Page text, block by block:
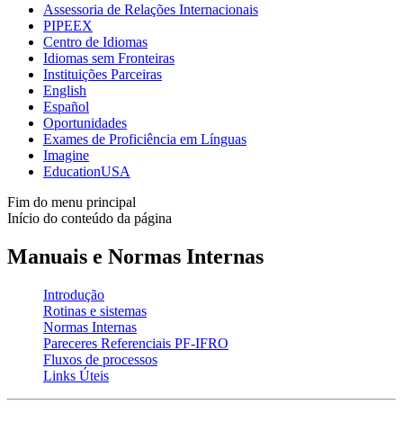
Assessoria de Relações Internacionais
PIPEEX
Centro de Idiomas
Idiomas sem Fronteiras
Instituições Parceiras
English
Español
Oportunidades
Exames de Proficiência em Línguas
Imagine
EducationUSA
Fim do menu principal
Início do conteúdo da página
Manuais e Normas Internas
Introdução
Rotinas e sistemas
Normas Internas
Pareceres Referenciais PF-IFRO
Fluxos de processos
Links Úteis